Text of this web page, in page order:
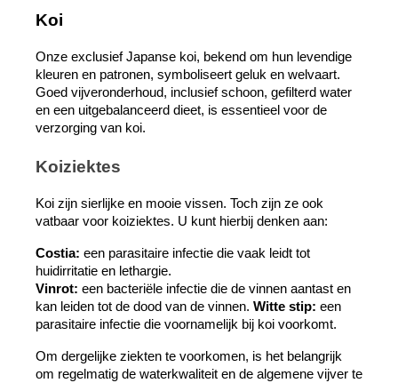
Koi
Onze exclusief Japanse koi, bekend om hun levendige
kleuren en patronen, symboliseert geluk en welvaart.
Goed vijveronderhoud, inclusief schoon, gefilterd water
en een uitgebalanceerd dieet, is essentieel voor de
verzorging van koi.
Koiziektes
Koi zijn sierlijke en mooie vissen. Toch zijn ze ook
vatbaar voor koiziektes. U kunt hierbij denken aan:
Costia: een parasitaire infectie die vaak leidt tot
huidirritatie en lethargie.
Vinrot: een bacteriële infectie die de vinnen aantast en
kan leiden tot de dood van de vinnen. Witte stip: een
parasitaire infectie die voornamelijk bij koi voorkomt.
Om dergelijke ziekten te voorkomen, is het belangrijk
om regelmatig de waterkwaliteit en de algemene vijver te